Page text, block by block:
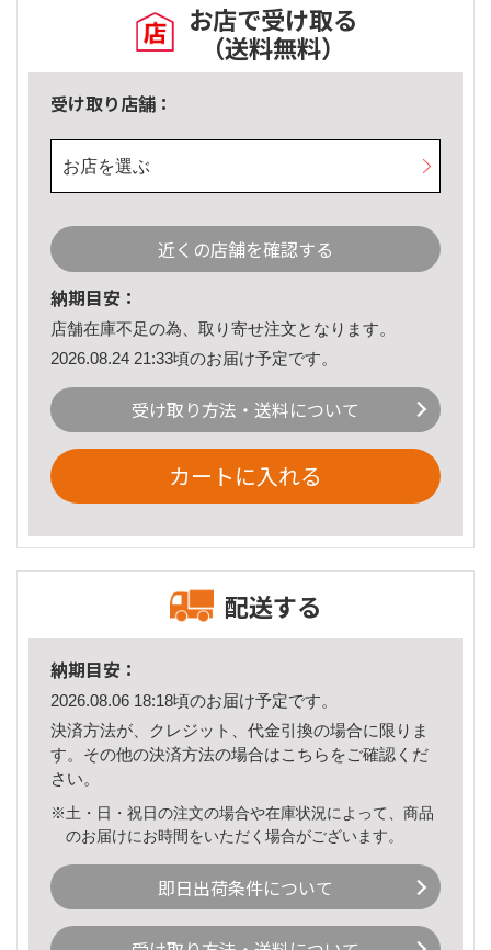
お店で受け取る
（送料無料）
受け取り店舗：
お店を選ぶ
近くの店舗を確認する
納期目安：
店舗在庫不足の為、取り寄せ注文となります。
2026.08.24 21:33頃のお届け予定です。
受け取り方法・送料について
カートに入れる
配送する
納期目安：
2026.08.06 18:18頃のお届け予定です。
決済方法が、クレジット、代金引換の場合に限りま
す。その他の決済方法の場合はこちら をご確認くだ
さい。
※土・日・祝日の注文の場合や在庫状況によって、商品
のお届けにお時間をいただく場合がございます。
即日出荷条件について